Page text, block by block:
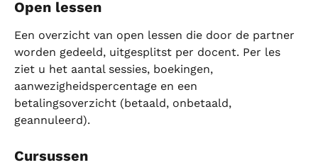
Open lessen
Een overzicht van open lessen die door de partner
worden gedeeld, uitgesplitst per docent. Per les
ziet u het aantal sessies, boekingen,
aanwezigheidspercentage en een
betalingsoverzicht (betaald, onbetaald,
geannuleerd).
Cursussen